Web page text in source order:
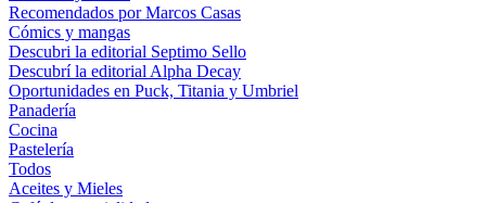
Recomendados por Marcos Casas
Cómics y mangas
Descubri la editorial Septimo Sello
Descubrí la editorial Alpha Decay
Oportunidades en Puck, Titania y Umbriel
Panadería
Cocina
Pastelería
Todos
Aceites y Mieles